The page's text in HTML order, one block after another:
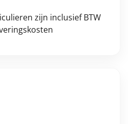
zijn inclusief BTW